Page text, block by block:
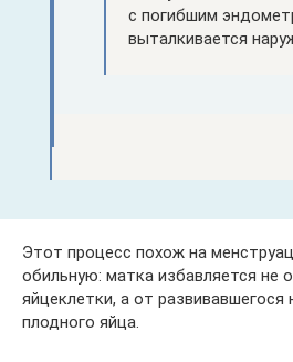
с погибшим
выталкивается
Этот процесс похож на
обильную: матка избавляется не
яйцеклетки, а от развивавшегося
плодного яйца.